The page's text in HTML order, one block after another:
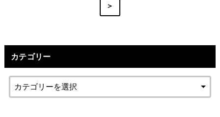
＞
カテゴリー